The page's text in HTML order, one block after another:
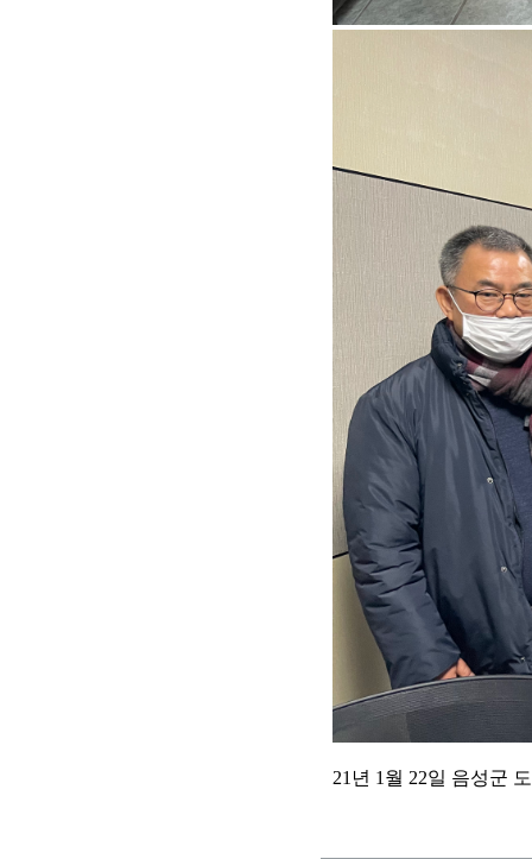
21년 1월 22일 음성군